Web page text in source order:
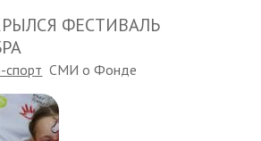
ФЕСТИВАЛЬ
спорт СМИ о Фонде